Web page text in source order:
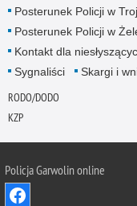
Posterunek Policji w
Posterunek Policji w
Kontakt dla
Sygnaliści
Skargi i
RODO/DODO
KZP
Policja Garwolin online